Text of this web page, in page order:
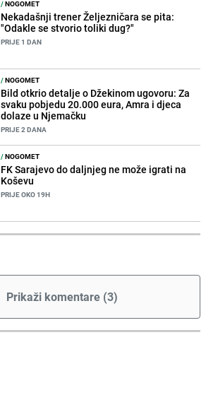
/NOGOMET
Nekadašnji trener Željezničara se pita:
"Odakle se stvorio toliki dug?"
PRIJE 1 DAN
/NOGOMET
Bild otkrio detalje o Džekinom ugovoru: Za
svaku pobjedu 20.000 eura, Amra i djeca
dolaze u Njemačku
PRIJE 2 DANA
/NOGOMET
FK Sarajevo do daljnjeg ne može igrati na
Koševu
PRIJE OKO 19H
Prikaži komentare (3)